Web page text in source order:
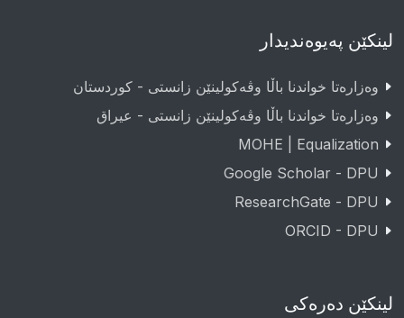
لینکێن پەیوەندیدار
وەزارەتا خواندنا باڵا وڤەکولینێن زانستی - کوردستان
وەزارەتا خواندنا باڵا وڤەکولینێن زانستی - عيراق
MOHE | Equalization
Google Scholar - DPU
ResearchGate - DPU
ORCID - DPU
لینکێن دەرەکی